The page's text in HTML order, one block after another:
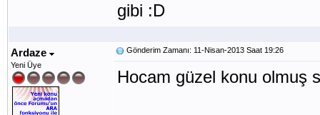
gibi :D
Ardaze
Yeni Üye
Gönderim Zamanı: 11-Nisan-2013 Saat 19:26
Hocam güzel konu olmuş